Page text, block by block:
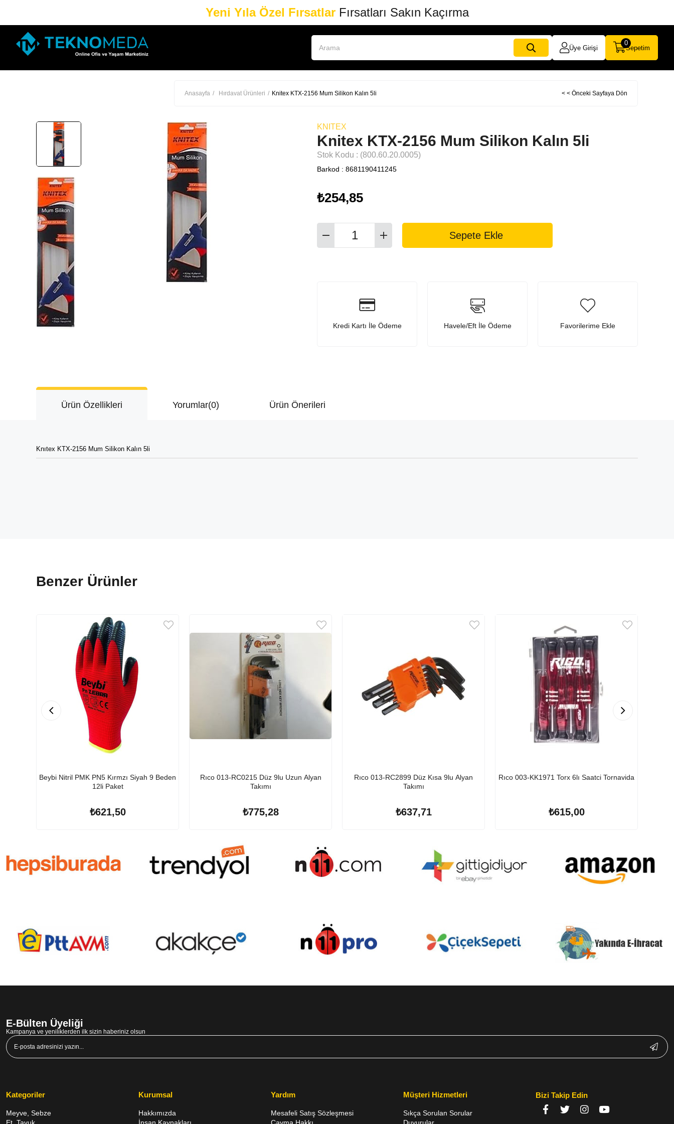
Yeni Yıla Özel FırsatlarFırsatları Sakın Kaçırma
Üye Girişi Sepetim
0
Anasayfa Hırdavat Ürünleri Knitex KTX-2156 Mum Silikon Kalın 5li < < Önceki Sayfaya Dön
KNITEX
Knitex KTX-2156 Mum Silikon Kalın 5li
Stok Kodu (800.60.20.0005)
Barkod : 8681190411245
₺254,85
Kredi Kartı İle Ödeme Havele/Eft İle Ödeme Favorilerime Ekle
Ürün Özellikleri Yorumlar(0) Ürün Önerileri
Knıtex KTX-2156 Mum Silikon Kalın 5li
Benzer Ürünler
Beybi Nitril PMK PN5 Kırmzı Siyah 9 Beden
12li Paket
₺621,50
Rıco 013-RC0215 Düz 9lu Uzun Alyan
Takımı
₺775,28
Rıco 013-RC2899 Düz Kısa 9lu Alyan
Takımı
₺637,71
Rıco 003-KK1971 Torx 6lı Saatci Tornavida
₺615,00
E-Bülten Üyeliği
Kampanya ve yeniliklerden ilk sizin haberiniz olsun
Kategoriler
Meyve, Sebze
Et, Tavuk,
Kurumsal
Hakkımızda
İnsan Kaynakları
Yardım
Mesafeli Satış Sözleşmesi
Cayma Hakkı
Müşteri Hizmetleri
Sıkça Sorulan Sorular
Duyurular
Bizi Takip Edin